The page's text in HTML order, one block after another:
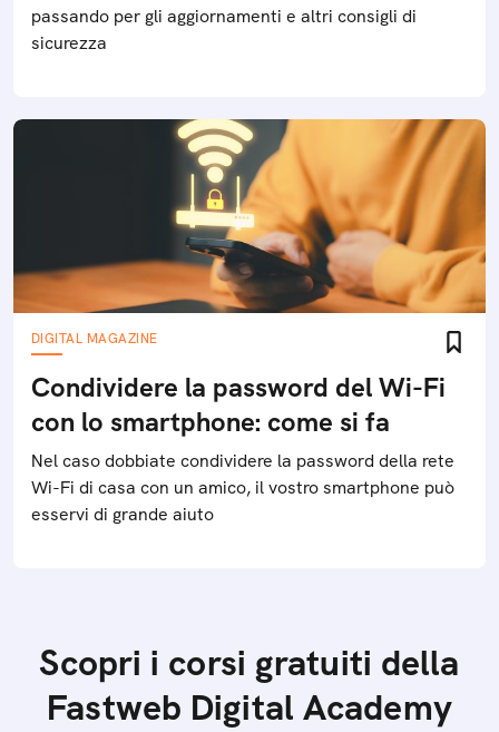
passando per gli aggiornamenti e altri consigli di
sicurezza
DIGITAL MAGAZINE
Condividere la password del Wi-Fi
con lo smartphone: come si fa
Nel caso dobbiate condividere la password della rete
Wi-Fi di casa con un amico, il vostro smartphone può
esservi di grande aiuto
Scopri i corsi gratuiti della
Fastweb Digital Academy